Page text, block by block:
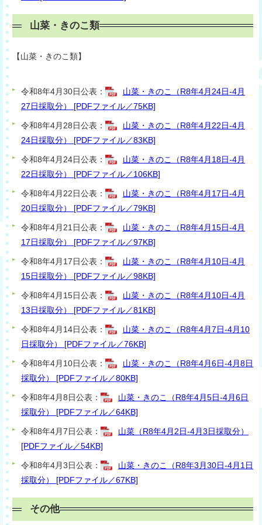
山菜・きのこ類
【山菜・きのこ類】
令和8年4月30日公表：
山菜・きのこ（R8年4月24日-4月
27日採取分） [PDFファイル／75KB]
令和8年4月28日公表：
山菜・きのこ（R8年4月22日-4月
24日採取分） [PDFファイル／83KB]
令和8年4月24日公表：
山菜・きのこ（R8年4月18日-4月
22日採取分） [PDFファイル／106KB]
令和8年4月22日公表：
山菜・きのこ（R8年4月17日-4月
20日採取分） [PDFファイル／79KB]
令和8年4月21日公表：
山菜・きのこ（R8年4月15日-4月
17日採取分） [PDFファイル／97KB]
令和8年4月17日公表：
山菜・きのこ（R8年4月10日-4月
15日採取分） [PDFファイル／98KB]
令和8年4月15日公表：
山菜・きのこ（R8年4月10日-4月
13日採取分） [PDFファイル／81KB]
令和8年4月14日公表：
山菜・きのこ（R8年4月7日-4月10
日採取分） [PDFファイル／76KB]
令和8年4月10日公表：
山菜・きのこ（R8年4月6日-4月8日
採取分） [PDFファイル／80KB]
令和8年4月8日公表：
山菜・きのこ（R8年4月5日-4月6日
採取分） [PDFファイル／64KB]
令和8年4月7日公表：
山菜（R8年4月2日-4月3日採取分）
[PDFファイル／54KB]
令和8年4月3日公表：
山菜・きのこ（R8年3月30日-4月1日
採取分） [PDFファイル／67KB]
その他